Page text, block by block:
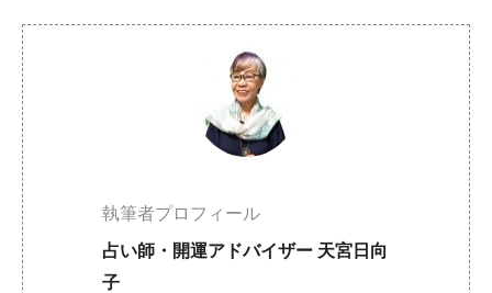
執筆者プロフィール
占い師・開運アドバイザー 天宮日向
子